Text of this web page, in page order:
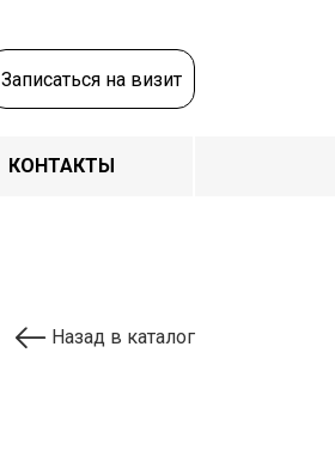
Записаться на визит
КОНТАКТЫ
Назад в каталог